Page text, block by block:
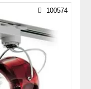
100574